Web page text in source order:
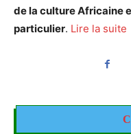
de la culture Africaine
particulier. Lire la suite